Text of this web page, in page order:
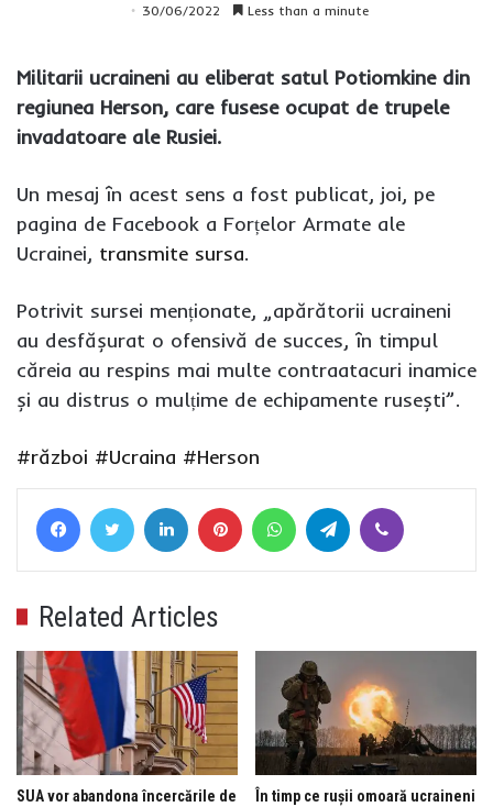
30/06/2022 Less than a minute
Militarii ucraineni au eliberat satul Potiomkine din
regiunea Herson, care fusese ocupat de trupele
invadatoare ale Rusiei.
Un mesaj în acest sens a fost publicat, joi, pe
pagina de Facebook a Forțelor Armate ale
Ucrainei, transmite sursa.
Potrivit sursei menționate, „apărătorii ucraineni
au desfășurat o ofensivă de succes, în timpul
căreia au respins mai multe contraatacuri inamice
și au distrus o mulțime de echipamente rusești”.
#război #Ucraina #Herson
FacebookTwitter LinkedIn Pinterest WhatsAppTelegram
Related Articles
SUA vor abandona încercările de
În timp ce rușii omoară ucraineni